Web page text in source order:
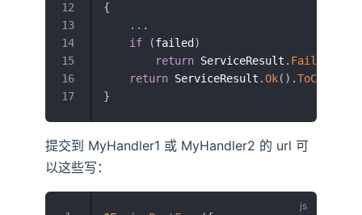
{
.. .
if
(failed )
return ServiceResult . Failed
return ServiceResult .Ok( ) .
}
提交到 MyHandler1 或 MyHandler2 的 url 可
以这些写：